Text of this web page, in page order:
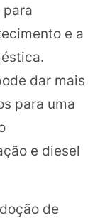
e a
dar mais
para uma
e diesel
de